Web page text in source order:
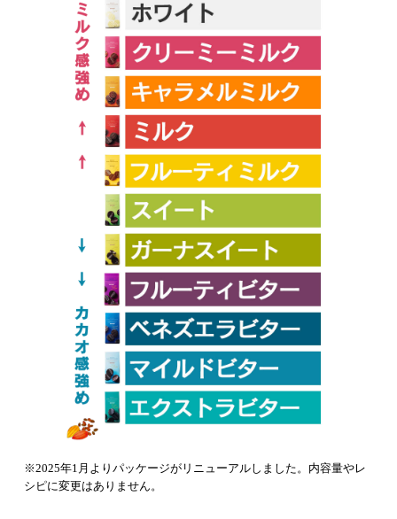
※2025年1月よりパッケージがリニューアルしました。内容量やレ
シピに変更はありません。